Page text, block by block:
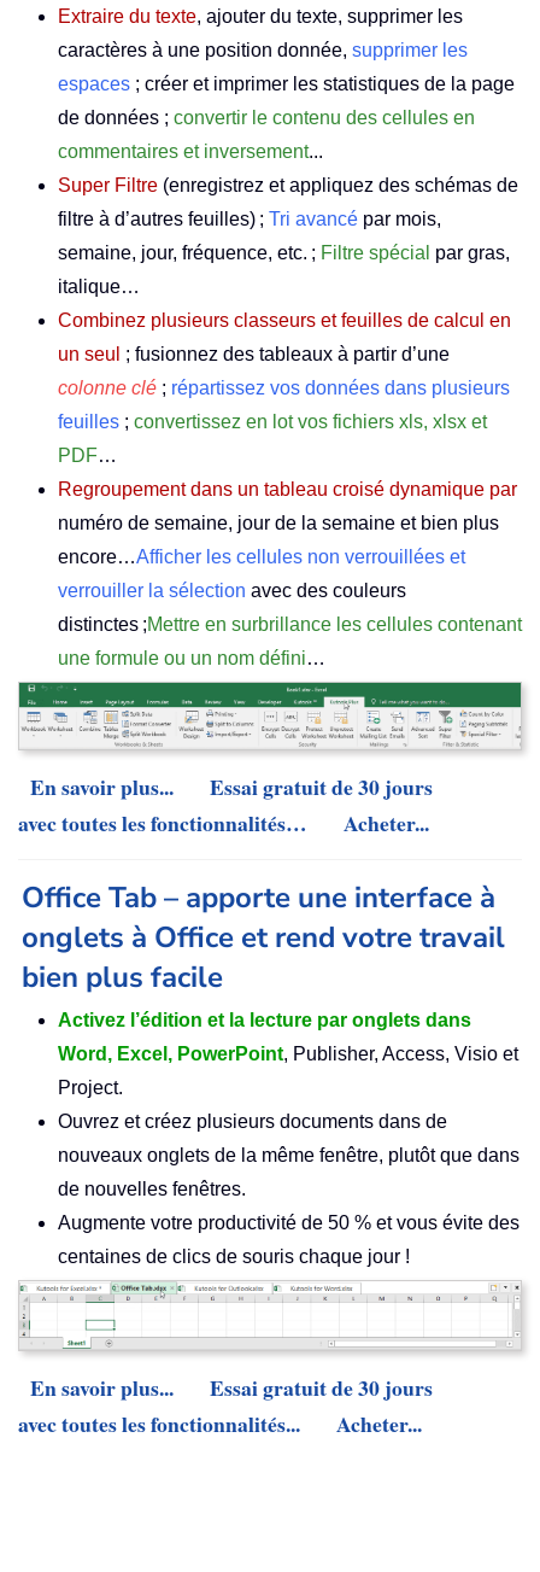
Extraire du texte, ajouter du texte, supprimer les
caractères à une position donnée, supprimer les
espaces ; créer et imprimer les statistiques de la page
de données ; convertir le contenu des cellules en
commentaires et inversement...
Super Filtre (enregistrez et appliquez des schémas de
filtre à d’autres feuilles) ; Tri avancé par mois,
semaine, jour, fréquence, etc. ; Filtre spécial par gras,
italique…
Combinez plusieurs classeurs et feuilles de calcul en
un seul ; fusionnez des tableaux à partir d’une
colonne clé ; répartissez vos données dans plusieurs
feuilles ; convertissez en lot vos fichiers xls, xlsx et
PDF…
Regroupement dans un tableau croisé dynamique par
numéro de semaine, jour de la semaine et bien plus
encore…Afficher les cellules non verrouillées et
verrouiller la sélection avec des couleurs
distinctes ;Mettre en surbrillance les cellules contenant
une formule ou un nom défini…
En savoir plus...
Essai gratuit de 30 jours
avec toutes les fonctionnalités…
Acheter...
Office Tab – apporte une interface à
onglets à Office et rend votre travail
bien plus facile
Activez l’édition et la lecture par onglets dans
Word, Excel, PowerPoint, Publisher, Access, Visio et
Project.
Ouvrez et créez plusieurs documents dans de
nouveaux onglets de la même fenêtre, plutôt que dans
de nouvelles fenêtres.
Augmente votre productivité de 50 % et vous évite des
centaines de clics de souris chaque jour !
En savoir plus...
Essai gratuit de 30 jours
avec toutes les fonctionnalités...
Acheter...